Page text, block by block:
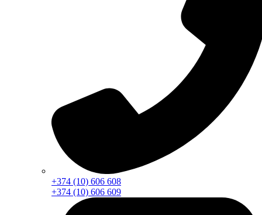
+374 (10) 606 608
+374 (10) 606 609